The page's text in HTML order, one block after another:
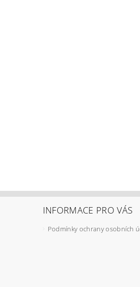
INFORMACE PRO VÁS
Podmínky ochrany osobních